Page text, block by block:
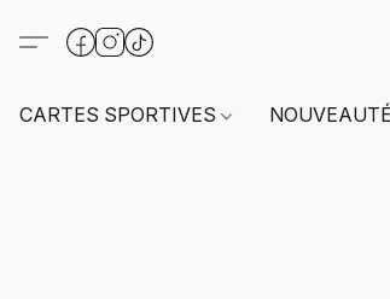
CARTES SPORTIVES